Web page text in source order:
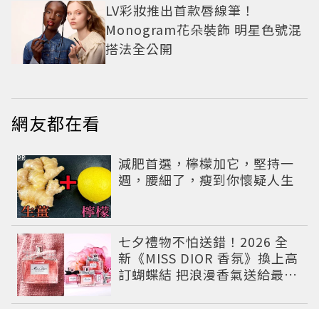
LV彩妝推出首款唇線筆！
Monogram花朵裝飾 明星色號混
搭法全公開
網友都在看
減肥首選，檸檬加它，堅持一
週，腰細了，瘦到你懷疑人生
PR
七夕禮物不怕送錯！2026 全
新《MISS DIOR 香氛》換上高
訂蝴蝶結 把浪漫香氣送給最重